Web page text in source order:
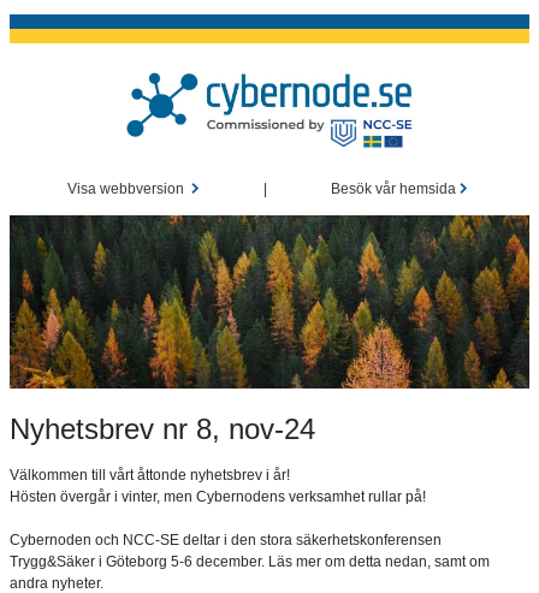
Visa webbversion Besök vår hemsida
Nyhetsbrev nr 8, nov-24
Välkommen till vårt åttonde nyhetsbrev i år!
Hösten övergår i vinter, men Cybernodens verksamhet rullar på!
Cybernoden och NCC-SE deltar i den stora säkerhetskonferensen
Trygg&Säker i Göteborg 5-6 december. Läs mer om detta nedan, samt om
andra nyheter.